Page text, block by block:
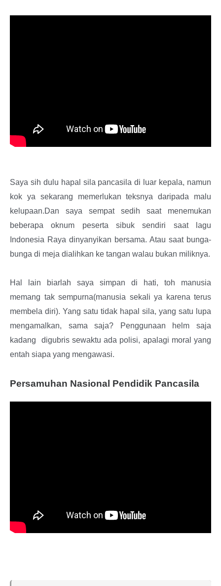
Saya sih dulu hapal sila pancasila di luar kepala, namun
kok ya sekarang memerlukan teksnya daripada malu
kelupaan.Dan saya sempat sedih saat menemukan
beberapa oknum peserta sibuk sendiri saat lagu
Indonesia Raya dinyanyikan bersama. Atau saat bunga-
bunga di meja dialihkan ke tangan walau bukan miliknya.
Hal lain biarlah saya simpan di hati, toh manusia
memang tak sempurna(manusia sekali ya karena terus
membela diri). Yang satu tidak hapal sila, yang satu lupa
mengamalkan, sama saja? Penggunaan helm saja
kadang digubris sewaktu ada polisi, apalagi moral yang
entah siapa yang mengawasi.
Persamuhan Nasional Pendidik Pancasila